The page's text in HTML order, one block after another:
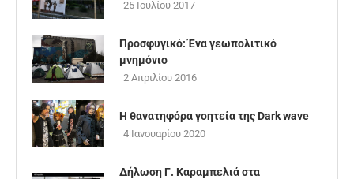
25 Ιουλίου 2017
Προσφυγικό: Ένα γεωπολιτικό
μνημόνιο
2 Απριλίου 2016
Η θανατηφόρα γοητεία της Dark wave
4 Ιανουαρίου 2020
Δήλωση Γ. Καραμπελιά στα